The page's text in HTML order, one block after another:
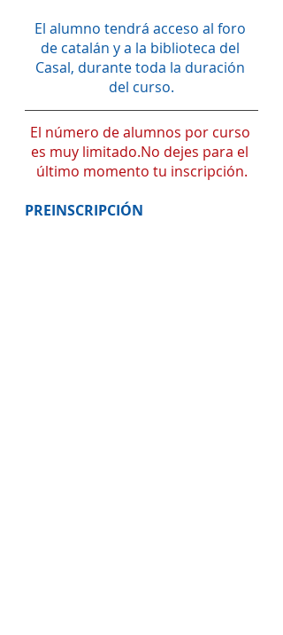
El alumno tendrá acceso al foro
de catalán y a la biblioteca del
Casal, durante toda la duración
del curso.
El número de alumnos por curso
es muy limitado.No dejes para el
último momento tu inscripción.
PREINSCRIPCIÓN